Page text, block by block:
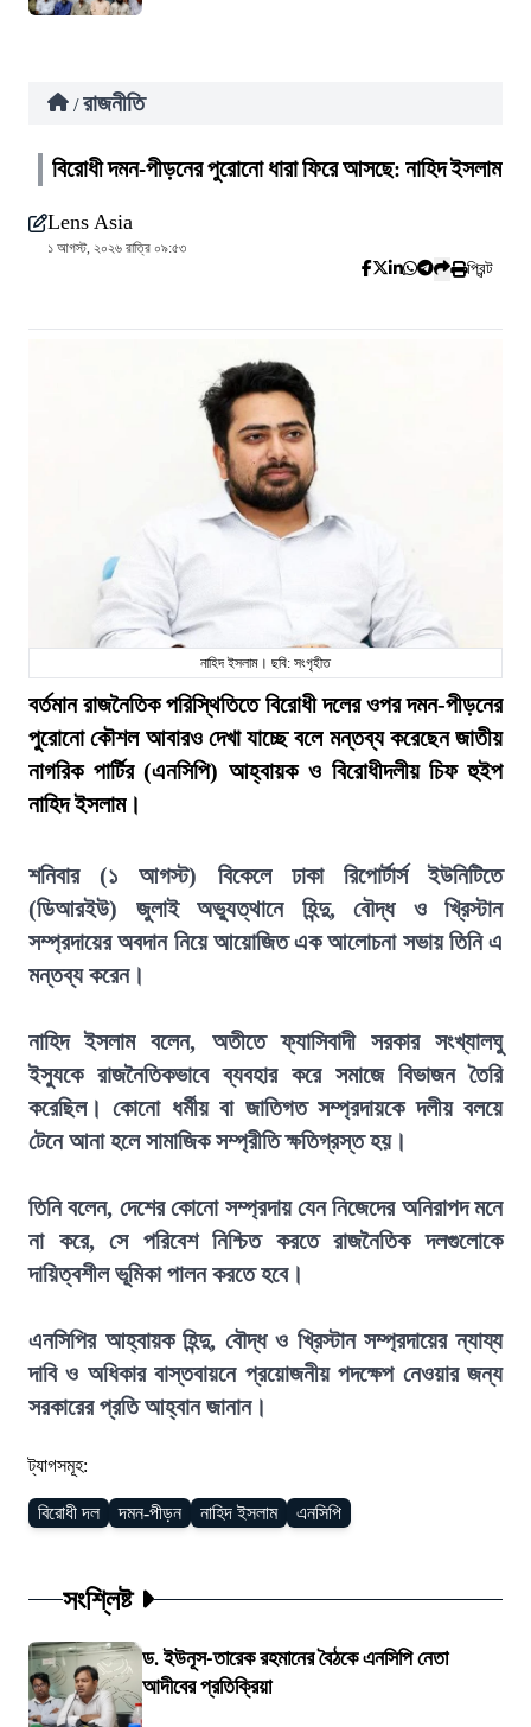
/ রাজনীতি
বিরোধী দমন-পীড়নের পুরোনো ধারা ফিরে আসছে: নাহিদ ইসলাম
Lens Asia
১ আগস্ট, ২০২৬ রাত্রি ০৯:৫৩
প্রিন্ট
নাহিদ ইসলাম। ছবি: সংগৃহীত
বর্তমান রাজনৈতিক পরিস্থিতিতে বিরোধী দলের ওপর দমন-পীড়নের
পুরোনো কৌশল আবারও দেখা যাচ্ছে বলে মন্তব্য করেছেন জাতীয়
নাগরিক পার্টির (এনসিপি) আহ্বায়ক ও বিরোধীদলীয় চিফ হুইপ
নাহিদ ইসলাম।
শনিবার (১ আগস্ট) বিকেলে ঢাকা রিপোর্টার্স ইউনিটিতে
(ডিআরইউ) জুলাই অভ্যুত্থানে হিন্দু, বৌদ্ধ ও খ্রিস্টান
সম্প্রদায়ের অবদান নিয়ে আয়োজিত এক আলোচনা সভায় তিনি এ
মন্তব্য করেন।
নাহিদ ইসলাম বলেন, অতীতে ফ্যাসিবাদী সরকার সংখ্যালঘু
ইস্যুকে রাজনৈতিকভাবে ব্যবহার করে সমাজে বিভাজন তৈরি
করেছিল। কোনো ধর্মীয় বা জাতিগত সম্প্রদায়কে দলীয় বলয়ে
টেনে আনা হলে সামাজিক সম্প্রীতি ক্ষতিগ্রস্ত হয়।
তিনি বলেন, দেশের কোনো সম্প্রদায় যেন নিজেদের অনিরাপদ মনে
না করে, সে পরিবেশ নিশ্চিত করতে রাজনৈতিক দলগুলোকে
দায়িত্বশীল ভূমিকা পালন করতে হবে।
এনসিপির আহ্বায়ক হিন্দু, বৌদ্ধ ও খ্রিস্টান সম্প্রদায়ের ন্যায্য
দাবি ও অধিকার বাস্তবায়নে প্রয়োজনীয় পদক্ষেপ নেওয়ার জন্য
সরকারের প্রতি আহ্বান জানান।
ট্যাগসমূহ:
বিরোধী দল দমন-পীড়ন নাহিদ ইসলাম এনসিপি
সংশ্লিষ্ট
ড. ইউনূস-তারেক রহমানের বৈঠকে এনসিপি নেতা
আদীবের প্রতিক্রিয়া